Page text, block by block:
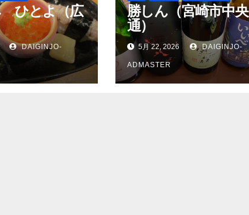
ひとよ（広
DAIGINJO-
勝しん（宮崎市中央
通）
5月 22, 2026 DAIGINJO-
ADMASTER